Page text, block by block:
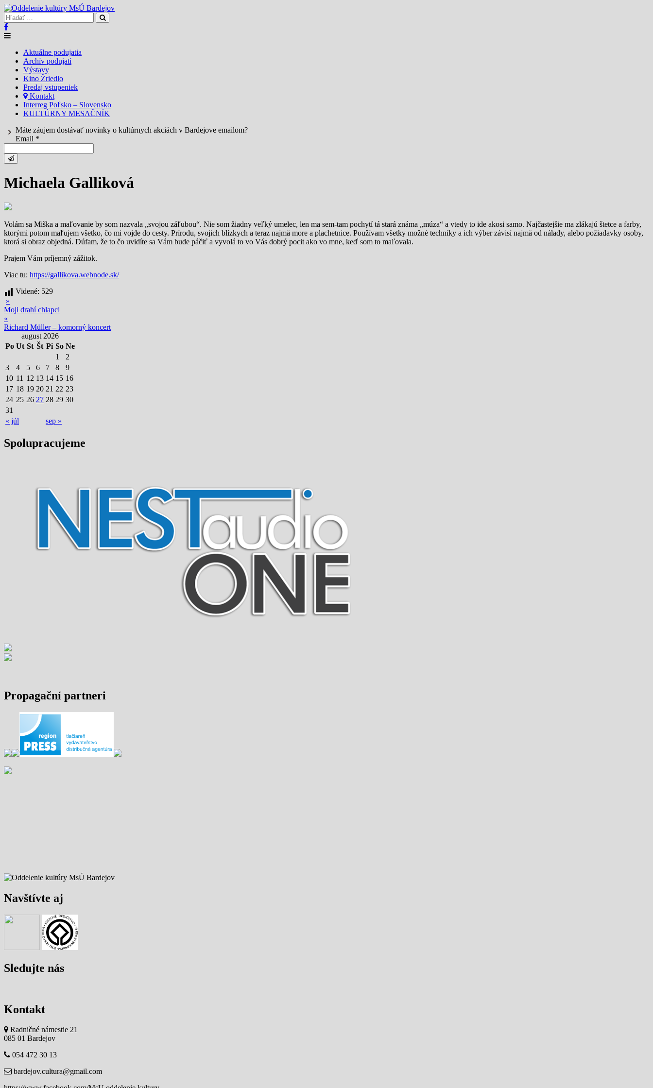
Aktuálne podujatia
Archív podujatí
Výstavy
Kino Žriedlo
Predaj vstupeniek
Kontakt
Interreg Poľsko – Slovensko
KULTÚRNY MESAČNÍK
Máte záujem dostávať novinky o kultúrnych akciách v Bardejove emailom?
Email *
Michaela Galliková
Volám sa Miška a maľovanie by som nazvala „svojou záľubou“. Nie som žiadny veľký umelec, len ma sem-tam pochytí tá stará známa „múza“ a vtedy to ide akosi samo. Najčastejšie ma zlákajú štetce a farby,
ktorými potom maľujem všetko, čo mi vojde do cesty. Prírodu, svojich blízkych a teraz najmä more a plachetnice. Používam všetky možné techniky a ich výber závisí najmä od nálady, alebo požiadavky osoby,
ktorá si obraz objedná. Dúfam, že to čo uvidíte sa Vám bude páčiť a vyvolá to vo Vás dobrý pocit ako vo mne, keď som to maľovala.
Prajem Vám príjemný zážitok.
Viac tu: https://gallikova.webnode.sk/
Videné: 529
»
Moji drahí chlapci
«
Richard Müller – komorný koncert
august 2026
Po Ut St Št Pi So Ne
« júl sep »
1
2
3
4 5 6 7 8
9
10 11 12 13 14 15 16
17 18 19 20 21 22 23
24 25 26 27 28 29 30
31
Spolupracujeme
Propagační partneri
Navštívte aj
Sledujte nás
Kontakt
Radničné námestie 21
085 01 Bardejov
054 472 30 13
bardejov.cultura@gmail.com